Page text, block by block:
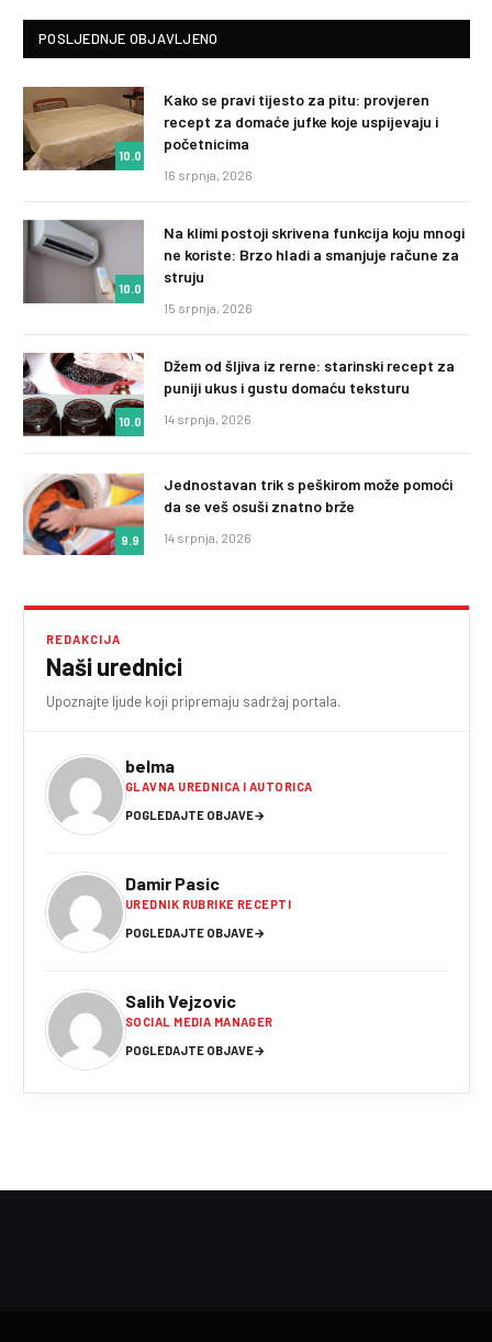
POSLJEDNJE OBJAVLJENO
10.0
Kako se pravi tijesto za pitu: provjeren
recept za domaće jufke koje uspijevaju i
početnicima
16 srpnja, 2026
10.0
Na klimi postoji skrivena funkcija koju mnogi
ne koriste: Brzo hladi a smanjuje račune za
struju
15 srpnja, 2026
10.0
Džem od šljiva iz rerne: starinski recept za
puniji ukus i gustu domaću teksturu
14 srpnja, 2026
9.9
Jednostavan trik s peškirom može pomoći
da se veš osuši znatno brže
14 srpnja, 2026
REDAKCIJA
Naši urednici
Upoznajte ljude koji pripremaju sadržaj portala.
belma
GLAVNA UREDNICA I AUTORICA
POGLEDAJTE OBJAVE→
Damir Pasic
UREDNIK RUBRIKE RECEPTI
POGLEDAJTE OBJAVE→
Salih Vejzovic
SOCIAL MEDIA MANAGER
POGLEDAJTE OBJAVE→